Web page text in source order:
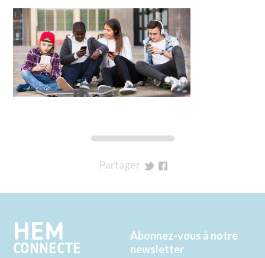
Partager
Twitter
Facebook
HEM
CONNECTE
Abonnez-vous à notre
newsletter